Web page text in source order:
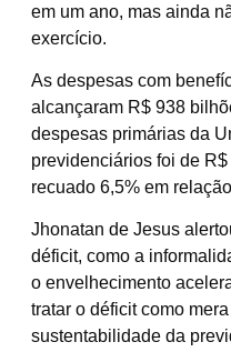
em um ano, mas ainda
exercício.
As despesas com
alcançaram R$ 938
despesas primárias da
previdenciários foi de
recuado 6,5% em
Jhonatan de Jesus
déficit, como a
o envelhecimento
tratar o déficit como
sustentabilidade da